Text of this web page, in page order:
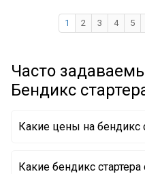
1 2 3 4 5
Часто
Бендикс
Какие цены на бендикс
Какие бендикс